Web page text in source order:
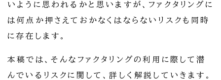
いように思われるかと思いますが、ファクタリングに
は何点か押さえておかなくはならないリスクも同時
に存在します。
本稿では、そんなファクタリングの利用に際して潜
んでいるリスクに関して、詳しく解説していきます。